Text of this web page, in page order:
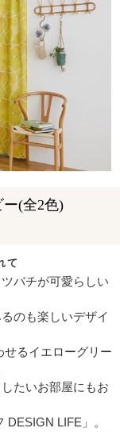
て
(全2色)
バチが可愛らしい
のも楽しいデザイ
るイエローグリー
たいお部屋にもお
LIFE」。